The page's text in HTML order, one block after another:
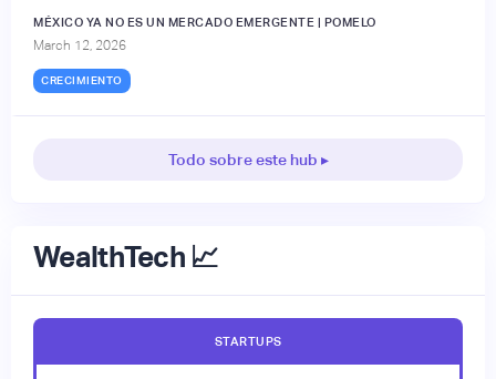
MÉXICO YA NO ES UN MERCADO EMERGENTE | POMELO
March 12, 2026
CRECIMIENTO
Todo sobre este hub ▸
WealthTech 📈
STARTUPS